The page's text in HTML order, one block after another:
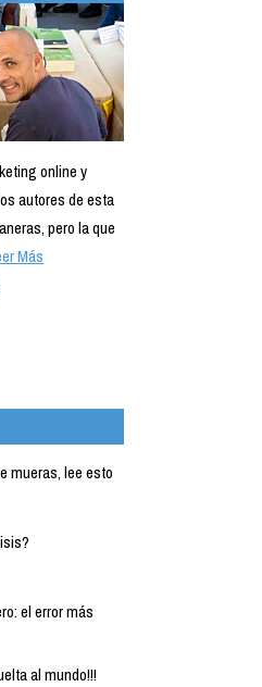
online y
autores de esta
pero la que
Más
mueras, lee esto
el error más
al mundo!!!